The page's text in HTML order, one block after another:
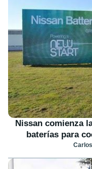
Nissan comienza
baterías para